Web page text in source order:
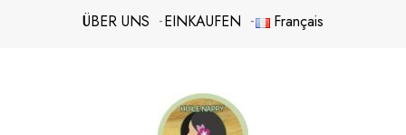
ÜBER UNS EINKAUFEN Français